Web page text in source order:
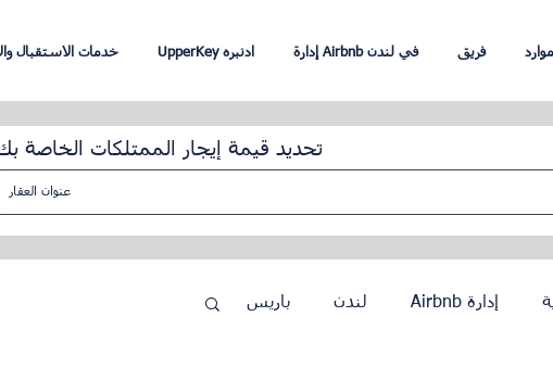
خدمات الاستقبال UpperKey ادنبره إدارة Airbnb في لندن فريق موارد
تحديد قيمة إيجار الممتلكات الخاصة
إدارة Airbnb لندن باريس